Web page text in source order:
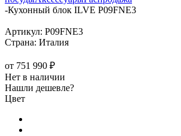
-Кухонный блок ILVE P09FNE3
Артикул: P09FNE3
Страна: Италия
от 751 990 ₽
Нет в наличии
Нашли дешевле?
Цвет